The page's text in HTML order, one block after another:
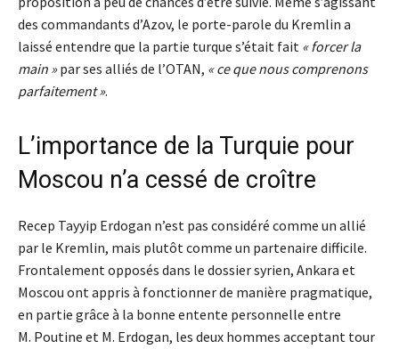
des commandants d’Azov, le porte-parole du Kremlin a
laissé entendre que la partie turque s’était fait « forcer la
main »par ses alliés de l’OTAN, « ce que nous comprenons
parfaitement ».
L’importance de la Turquie pour
Moscou n’a cessé de croître
Recep Tayyip Erdogan n’est pas considéré comme un allié
par le Kremlin, mais plutôt comme un partenaire difficile.
Frontalement opposés dans le dossier syrien, Ankara et
Moscou ont appris à fonctionner de manière pragmatique,
en partie grâce à la bonne entente personnelle entre
M. Poutine et M. Erdogan, les deux hommes acceptant tour